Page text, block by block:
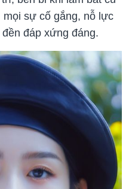
mọi sự cố gắng, nỗ lực
đáp xứng đáng.